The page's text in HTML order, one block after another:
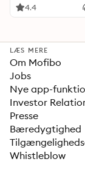
4.4
LÆS MERE
Om Mofibo
Jobs
Nye app-
Investor
Presse
Bæredygtighed
Whistleblow